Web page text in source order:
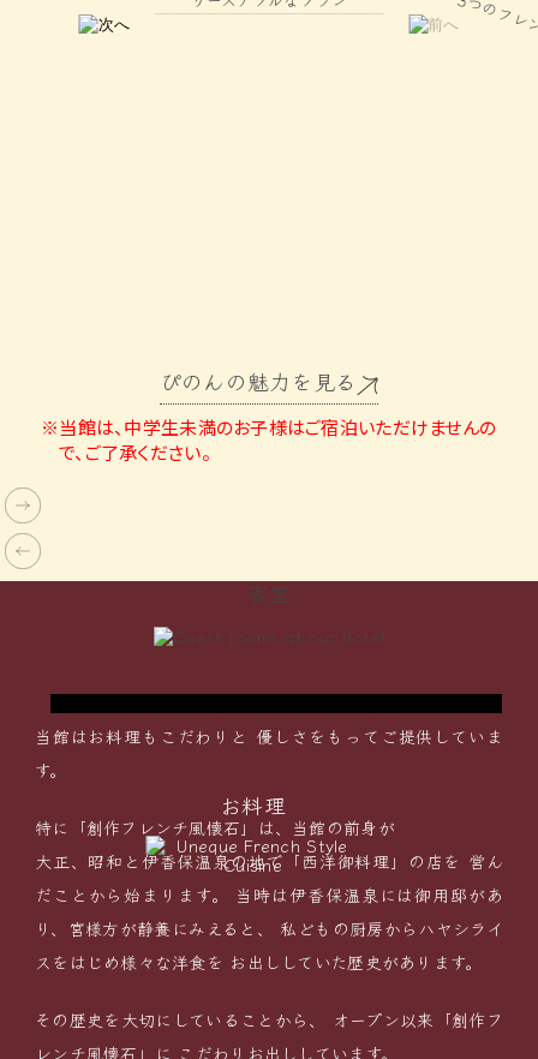
ルなプラン 寛ぎの和
ぴのんの魅力を見る
※当館は、中学生未満のお子様はご宿泊いただけませんの
で、ご了承ください。
客室
おすすめ！いつもと違うふたりきりの”非日常
お料理
当館はお料理もこだわりと 優しさをもってご提供していま
す。
特に「創作フレンチ風懐石」は、当館の前身が
大正、昭和と伊香保温泉の地で「西洋御料理」の店を 営ん
だことから始まります。
当時は伊香保温泉には御用邸があ
り、宮様方が静養にみえると、
私どもの厨房からハヤシライ
スをはじめ様々な洋食を お出ししていた歴史があります。
その歴史を大切にしていることから、
オープン以来「創作フ
レンチ風懐石」に こだわりお出ししています。